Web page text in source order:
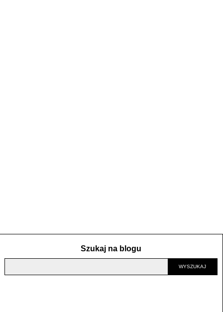
Szukaj na blogu